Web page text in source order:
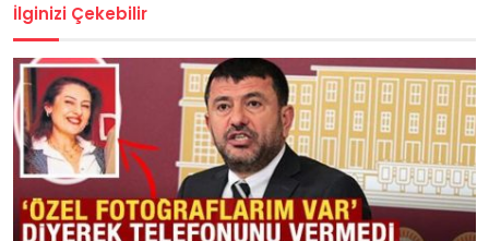
İlginizi Çekebilir